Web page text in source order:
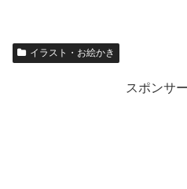
イラスト・お絵かき
スポンサ